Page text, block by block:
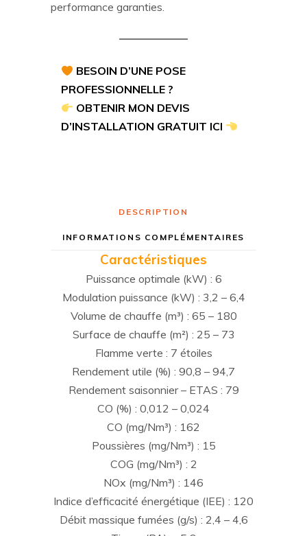
performance garanties.
BESOIN D’UNE POSE
PROFESSIONNELLE ?
OBTENIR MON DEVIS
D’INSTALLATION GRATUIT ICI
DESCRIPTION
INFORMATIONS COMPLÉMENTAIRES
Caractéristiques
Puissance optimale (kW) : 6
Modulation puissance (kW) : 3,2 – 6,4
Volume de chauffe (m³) : 65 – 180
Surface de chauffe (m²) : 25 – 73
Flamme verte : 7 étoiles
Rendement utile (%) : 90,8 – 94,7
Rendement saisonnier – ETAS : 79
CO (%) : 0,012 – 0,024
CO (mg/Nm³) : 162
Poussières (mg/Nm³) : 15
COG (mg/Nm³) : 2
NOx (mg/Nm³) : 146
Indice d’efficacité énergétique (IEE) : 120
Débit massique fumées (g/s) : 2,4 – 4,6